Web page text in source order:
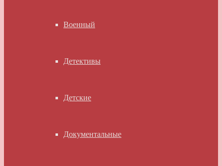
Военный
Детективы
Детские
Документальные